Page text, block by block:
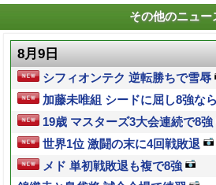
その他のニュー
8月9日
シフィオンテク 逆転勝ちで雪辱
加藤未唯組 シードに屈し8強な
19歳 マスターズ3大会連続で8強
世界1位 激闘の末に4回戦敗退
メド 単初戦敗退も複で8強